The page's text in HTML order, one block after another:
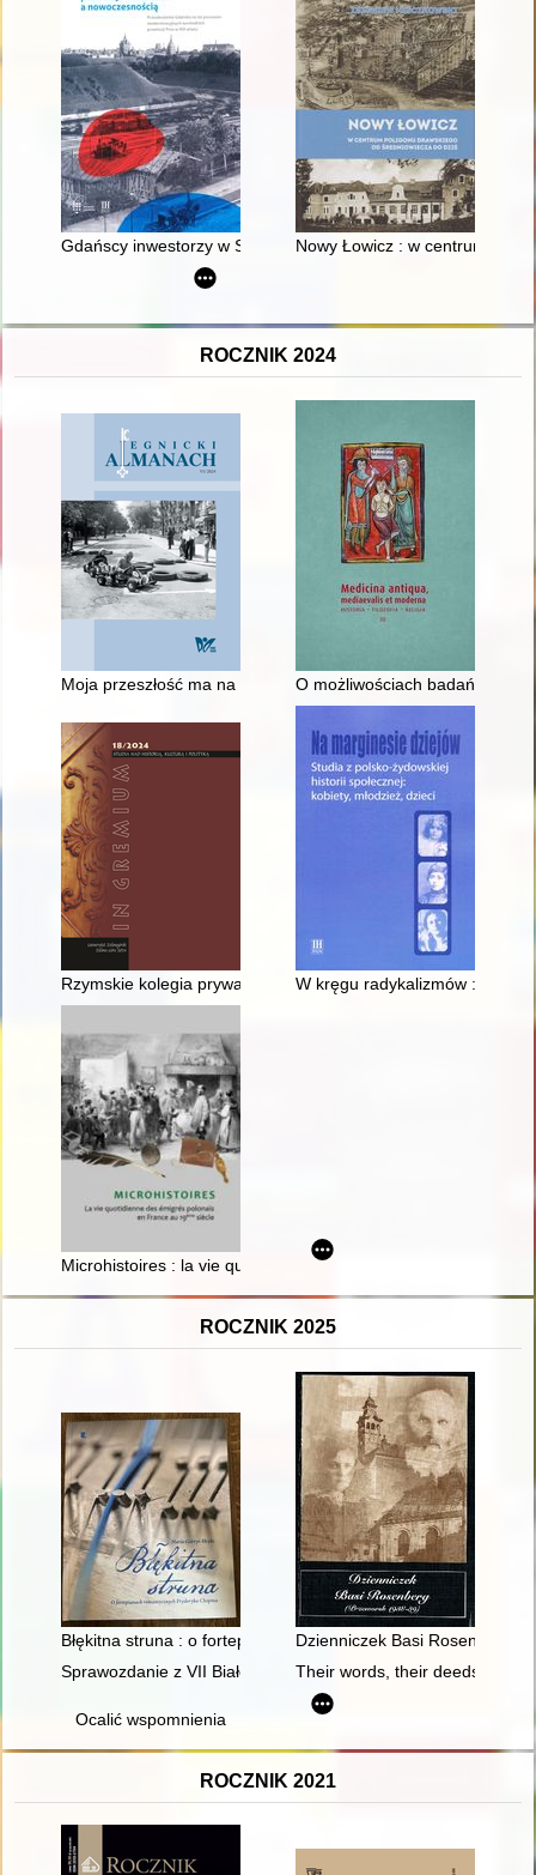
Gdańscy inwestorzy w Sopocie : prestiż finansowy i
Nowy Łowicz : w centrum
ROCZNIK 2024
Moja przeszłość ma na imię LegnicaO możliwościach badań
Rzymskie kolegia prywatne we współczesnej historiografii
W kręgu radykalizmów :
Microhistoires : la vie quotidienne des émigrés polonais en
ROCZNIK 2025
Błękitna struna : o fortepianach romantycznych Fryderyka
Dzienniczek Basi Rosenberg :
Sprawozdanie z VII Białostockiej Letniej Szkoły Historii
Their words, their deeds : the
Ocalić wspomnienia
ROCZNIK 2021